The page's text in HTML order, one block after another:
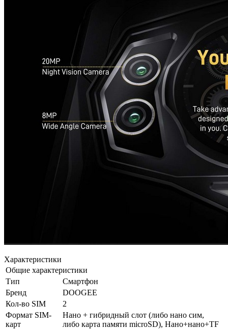
Характеристики
Общие характеристики
Тип
Смартфон
Бренд
DOOGEE
Кол-во SIM
2
Формат SIM-
карт
Нано + гибридный слот (либо нано сим,
либо карта памяти microSD), Нано+нано+TF